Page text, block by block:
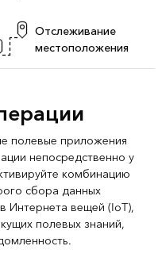
Отслеживание
местоположения
полевые приложения
непосредственно у
комбинацию
сбора данных
Интернета вещей (IoT),
полевых знаний,